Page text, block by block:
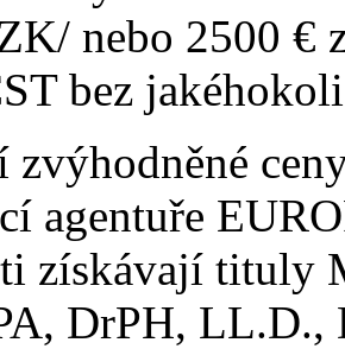
nebo 2500 €
bez
agentuře
získávají
DrPH, LL.D.,